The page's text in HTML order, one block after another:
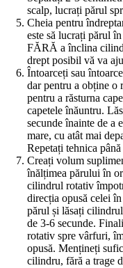
scalp, lucrați părul
Cheia pentru
este să lucrați părul
FĂRĂ a înclina
drept posibil vă va
Întoarceți sau
dar pentru a obține o
pentru a răsturna
capetele înăuntru.
secunde înainte de a
mare, cu atât mai
Repetați tehnica
Creați volum
înălțimea părului în
cilindrul rotativ
direcția opusă celei
părul și lăsați
de 3-6 secunde.
rotativ spre vârfuri,
opusă. Mențineți
cilindru, fără a trage